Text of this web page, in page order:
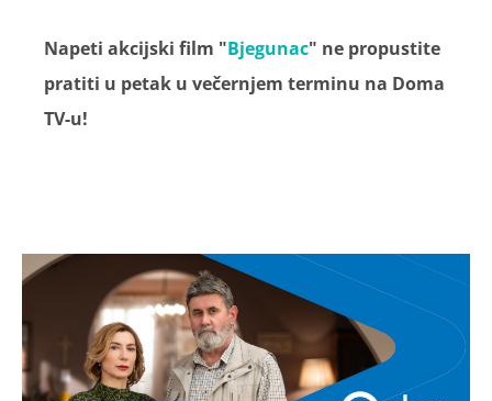
Napeti akcijski film "Bjegunac" ne propustite
pratiti u petak u večernjem terminu na Doma
TV-u!